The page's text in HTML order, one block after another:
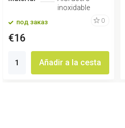
inoxidable
под заказ 0
€16
Añadir a la cesta